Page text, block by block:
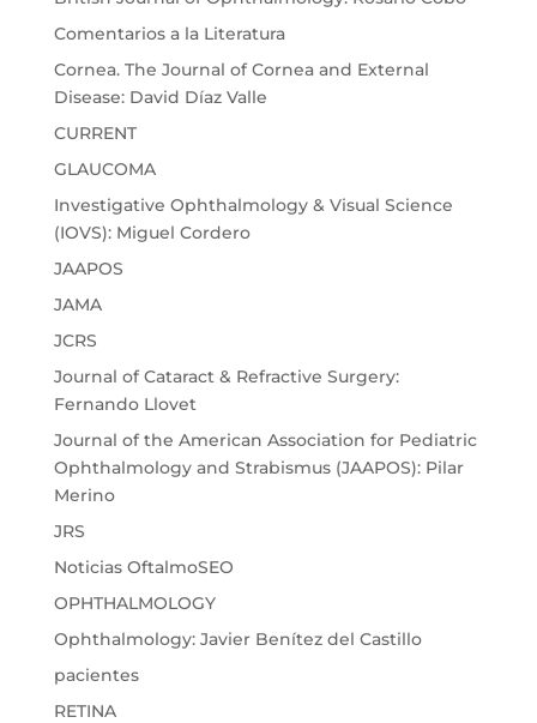
Comentarios a la Literatura
Cornea. The Journal of Cornea and External
Disease: David Díaz Valle
CURRENT
GLAUCOMA
Investigative Ophthalmology & Visual Science
(IOVS): Miguel Cordero
JAAPOS
JAMA
JCRS
Journal of Cataract & Refractive Surgery:
Fernando Llovet
Journal of the American Association for Pediatric
Ophthalmology and Strabismus (JAAPOS): Pilar
Merino
JRS
Noticias OftalmoSEO
OPHTHALMOLOGY
Ophthalmology: Javier Benítez del Castillo
pacientes
RETINA